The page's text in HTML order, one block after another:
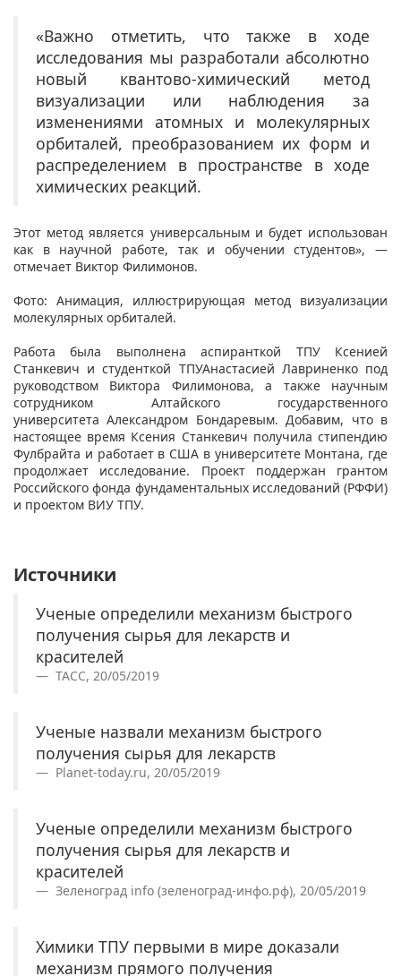
«Важно отметить, что также в ходе
исследования мы разработали абсолютно
новый квантово-химический метод
визуализации или наблюдения за
изменениями атомных и молекулярных
орбиталей, преобразованием их форм и
распределением в пространстве в ходе
химических реакций.
Этот метод является универсальным и будет использован
как в научной работе, так и обучении студентов», —
отмечает Виктор Филимонов.
Фото: Анимация, иллюстрирующая метод визуализации
молекулярных орбиталей.
Работа была выполнена аспиранткой ТПУ Ксенией
Станкевич и студенткой ТПУАнастасией Лавриненко под
руководством Виктора Филимонова, а также научным
сотрудником Алтайского государственного
университета Александром Бондаревым. Добавим, что в
настоящее время Ксения Станкевич получила стипендию
Фулбрайта и работает в США в университете Монтана, где
продолжает исследование. Проект поддержан грантом
Российского фонда фундаментальных исследований (РФФИ)
и проектом ВИУ ТПУ.
Источники
Ученые определили механизм быстрого
получения сырья для лекарств и
красителей
ТАСС, 20/05/2019
Ученые назвали механизм быстрого
получения сырья для лекарств
Planet-today.ru, 20/05/2019
Ученые определили механизм быстрого
получения сырья для лекарств и
красителей
Зеленоград info (зеленоград-инфо.рф), 20/05/2019
Химики ТПУ первыми в мире доказали
механизм прямого получения